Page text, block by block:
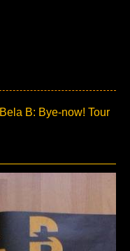
Bela B: Bye-now! Tour